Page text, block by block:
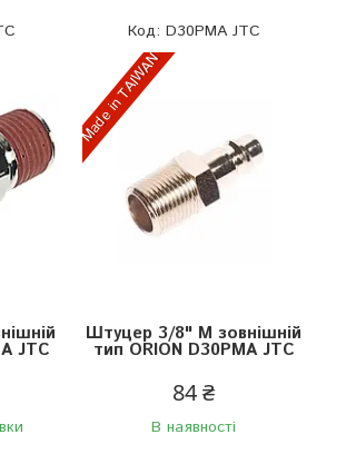
JTC
D30PMA JTC
Made in TAIWAN
Штуцер 3/8" M зовнішній
тип ORION D30PMA JTC
84 ₴
В наявності